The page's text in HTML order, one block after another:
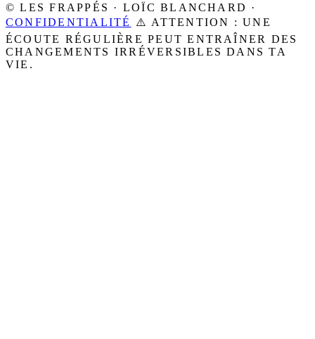
© LES FRAPPÉS · LOÏC BLANCHARD ·
CONFIDENTIALITÉ
⚠️ ATTENTION : UNE
ÉCOUTE RÉGULIÈRE PEUT ENTRAÎNER DES
CHANGEMENTS IRRÉVERSIBLES DANS TA
VIE.